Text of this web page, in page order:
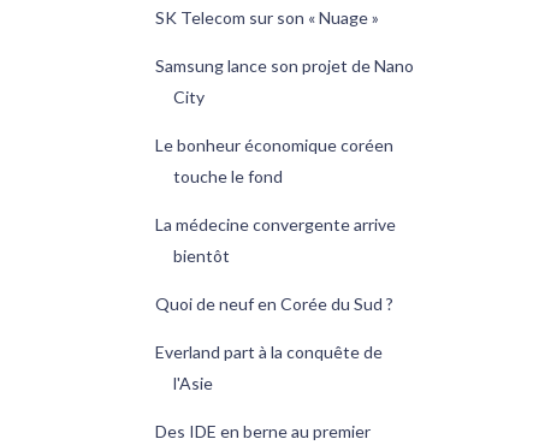
SK Telecom sur son « Nuage »
Samsung lance son projet de Nano
City
Le bonheur économique coréen
touche le fond
La médecine convergente arrive
bientôt
Quoi de neuf en Corée du Sud ?
Everland part à la conquête de
l'Asie
Des IDE en berne au premier